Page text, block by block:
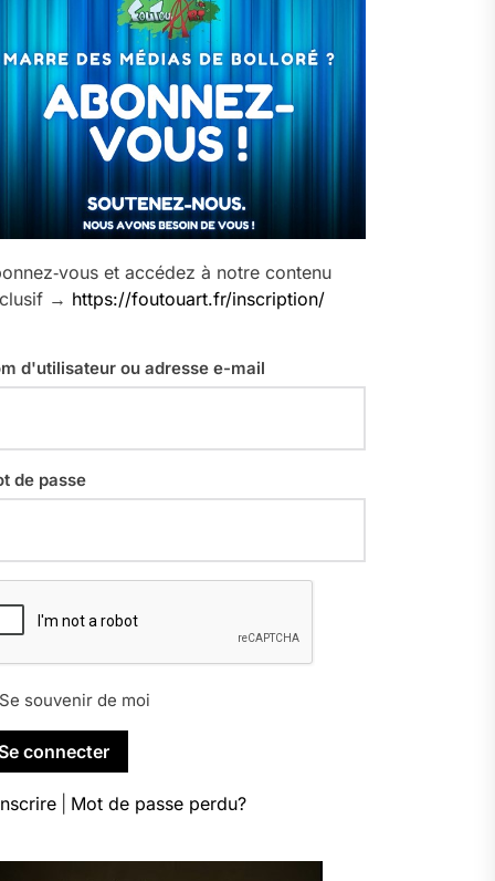
et accédez à notre contenu
→ https://foutouart.fr/inscription/
d'utilisateur ou adresse e-mail
de passe
souvenir de moi
Mot de passe perdu?